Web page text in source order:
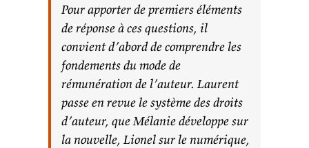
Pour apporter de premiers éléments
de réponse à ces questions, il
convient d’abord de comprendre les
fondements du mode de
rémunération de l’auteur. Laurent
passe en revue le système des droits
d’auteur, que Mélanie développe sur
la nouvelle, Lionel sur le numérique,